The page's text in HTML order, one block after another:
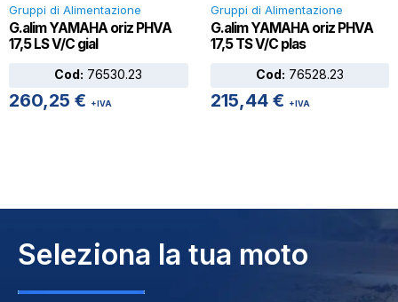
Gruppi di Alimentazione
G.alim YAMAHA oriz PHVA
17,5 LS V/C gial
Cod: 76530.23
260,25 € +IVA
Gruppi di Alimentazione
G.alim YAMAHA oriz PHVA
17,5 TS V/C plas
Cod: 76528.23
215,44 € +IVA
Seleziona la tua moto